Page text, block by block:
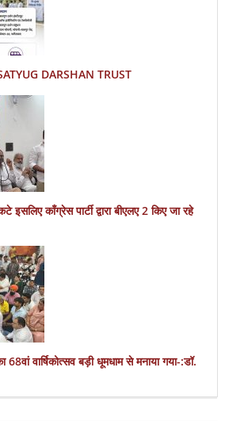
DARSHAN TRUST
इसलिए काँग्रेस पार्टी द्वारा बीएलए 2 किए जा रहे
68वां वार्षिकोत्सव बड़ी धूमधाम से मनाया गया-:डॉ.